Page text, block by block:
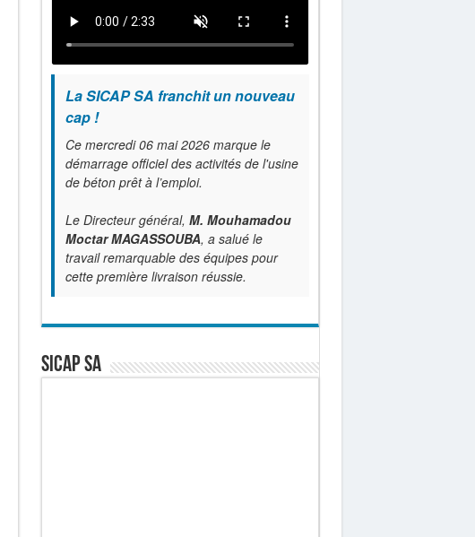
La SICAP SA franchit un nouveau
cap !
Ce mercredi 06 mai 2026 marque le
démarrage officiel des activités de l'usine
de béton prêt à l’emploi.
Le Directeur général, M. Mouhamadou
Moctar MAGASSOUBA, a salué le
travail remarquable des équipes pour
cette première livraison réussie.
SICAP SA